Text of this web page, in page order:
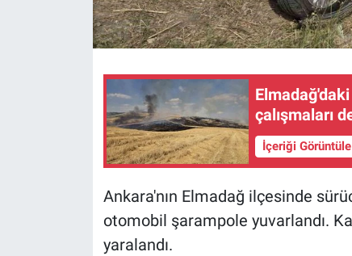
Elmadağ'daki
çalışmaları
İçeriği Görüntüle
Ankara'nın Elmadağ ilçesinde
otomobil şarampole yuvarlandı.
yaralandı.